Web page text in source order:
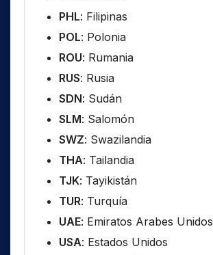
PHL: Filipinas
POL: Polonia
ROU: Rumania
RUS: Rusia
SDN: Sudán
SLM: Salomón
SWZ: Swazilandia
THA: Tailandia
TJK: Tayikistán
TUR: Turquía
UAE: Emiratos Arabes Unidos
USA: Estados Unidos